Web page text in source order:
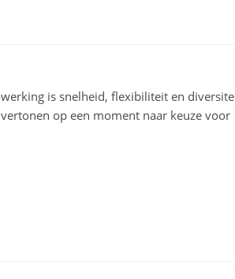
is snelheid, flexibiliteit en
op een moment naar keuze voor